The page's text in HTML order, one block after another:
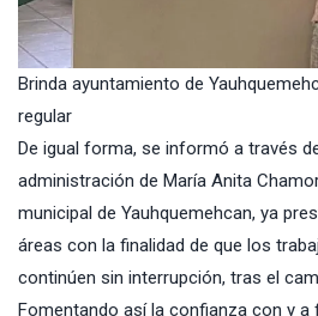
Brinda ayuntamiento de
regular
De igual forma, se informó a través
administración de María Anita
municipal de Yauhquemehcan, ya
áreas con la finalidad de que los
continúen sin interrupción, tras el
Fomentando así la confianza con y a